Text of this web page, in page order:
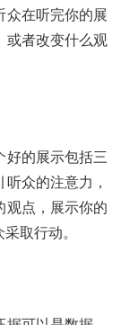
众在听完你的展
或者改变什么观
好的展示包括三
众的注意力，
观点，展示你的
取行动。